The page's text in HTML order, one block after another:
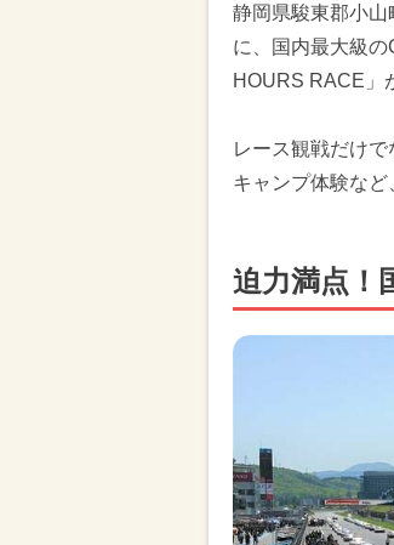
静岡県駿東郡小山
に、国内最大級
HOURS RACE」
レース観戦だけ
キャンプ体験など
迫力満点！